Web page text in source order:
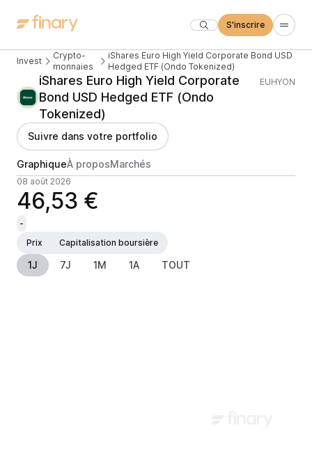
S'inscrire
Invest
Crypto-
monnaies
iShares Euro High Yield Corporate Bond USD
Hedged ETF (Ondo Tokenized)
iShares Euro High Yield Corporate
Bond USD Hedged ETF (Ondo
Tokenized)
EUHYON
Suivre dans votre portfolio
GraphiqueÀ proposMarchés
08 août 2026
46,53 €
-
Prix
Capitalisation boursière
1J 7J 1M 1A TOUT